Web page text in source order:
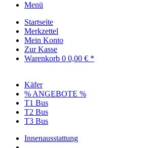
Menü
Startseite
Merkzettel
Mein Konto
Zur Kasse
Warenkorb 0 0,00 € *
Käfer
% ANGEBOTE %
T1 Bus
T2 Bus
T3 Bus
Innenausstattung